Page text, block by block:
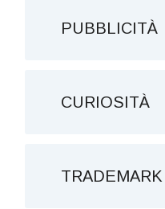
PUBBLICITÀ
CURIOSITÀ